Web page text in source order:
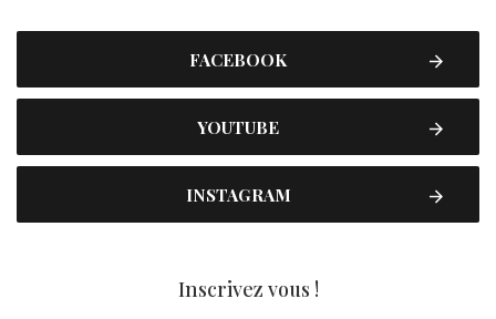
FACEBOOK
YOUTUBE
INSTAGRAM
Inscrivez vous !